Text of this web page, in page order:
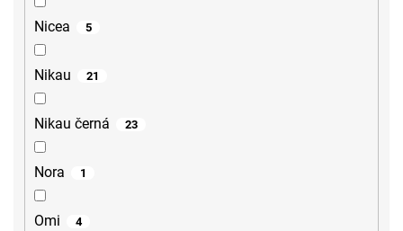
Nicea 5
Nikau 21
Nikau černá 23
Nora 1
Omi 4